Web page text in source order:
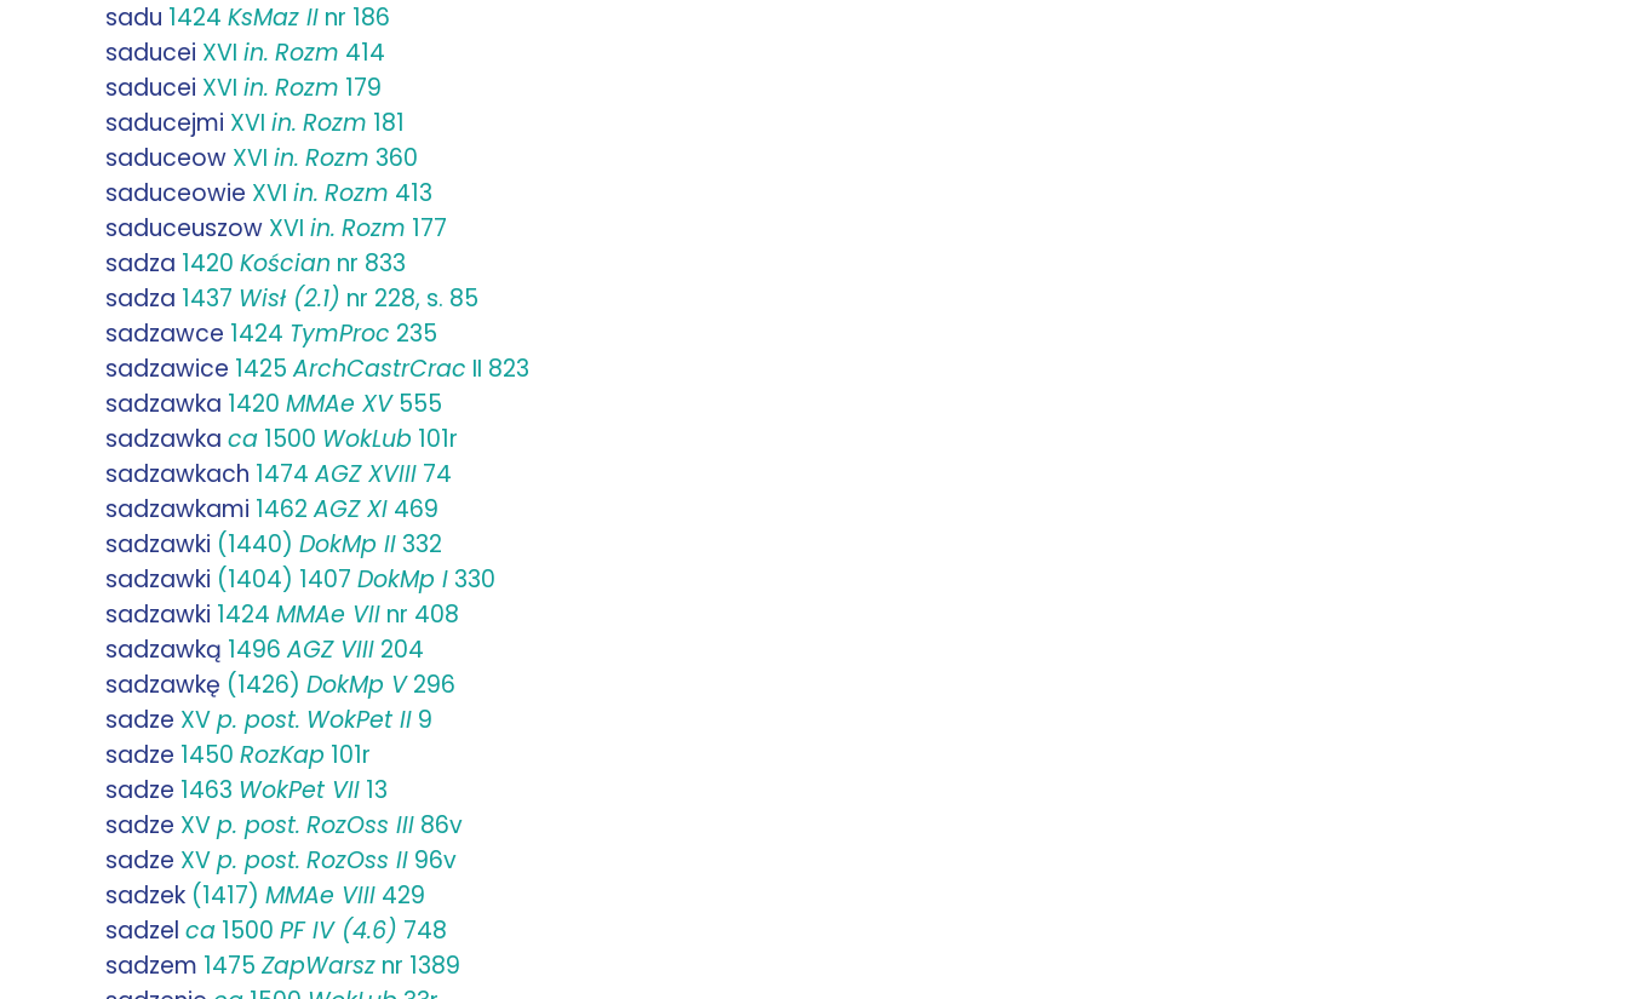
sadu 1424 KsMaz II nr 186
saducei XVI in. Rozm 414
saducei XVI in. Rozm 179
saducejmi XVI in. Rozm 181
saduceow XVI in. Rozm 360
saduceowie XVI in. Rozm 413
saduceuszow XVI in. Rozm 177
sadza 1420 Kościan nr 833
sadza 1437 Wisł (2.1) nr 228, s. 85
sadzawce 1424 TymProc 235
sadzawice 1425ArchCastrCrac II 823
sadzawka 1420 MMAe XV555
sadzawka ca 1500 WokLub 101r
sadzawkach 1474AGZ XVIII 74
sadzawkami 1462AGZ XI 469
sadzawki (1440) DokMp II 332
sadzawki (1404) 1407 DokMp I 330
sadzawki 1424 MMAe VII nr 408
sadzawką 1496AGZ VIII 204
sadzawkę (1426) DokMp V296
sadze XVp. post. WokPet II 9
sadze 1450 RozKap 101r
sadze 1463 WokPet VII 13
sadze XVp. post. RozOss III 86v
sadze XVp. post. RozOss II 96v
sadzek (1417) MMAe VIII 429
sadzel ca 1500 PF IV (4.6) 748
sadzem 1475 ZapWarsz nr 1389